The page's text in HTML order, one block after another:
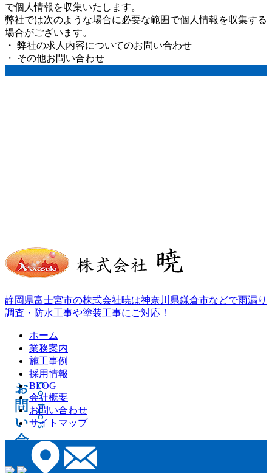
で個人情報を収集いたします。
弊社では次のような場合に必要な範囲で個人情報を収集する
場合がございます。
・ 弊社の求人内容についてのお問い合わせ
・ その他お問い合わせ
静岡県富士宮市の株式会社暁は神奈川県鎌倉市などで雨漏り
調査・防水工事や塗装工事にご対応！
ホーム
業務案内
施工事例
採用情報
BLOG
会社概要
お問い合わせ
サイトマップ